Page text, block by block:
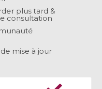
plus tard &
consultation
mise à jour